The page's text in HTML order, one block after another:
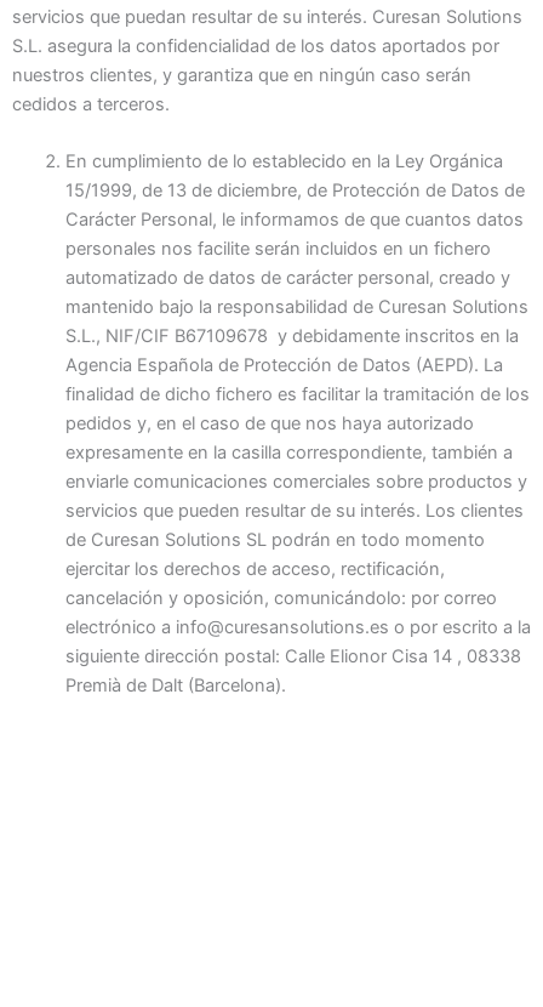
servicios que puedan resultar de su interés. Curesan Solutions
S.L. asegura la confidencialidad de los datos aportados por
nuestros clientes, y garantiza que en ningún caso serán
cedidos a terceros.
En cumplimiento de lo establecido en la Ley Orgánica
15/1999, de 13 de diciembre, de Protección de Datos de
Carácter Personal, le informamos de que cuantos datos
personales nos facilite serán incluidos en un fichero
automatizado de datos de carácter personal, creado y
mantenido bajo la responsabilidad de Curesan Solutions
S.L., NIF/CIF B67109678 y debidamente inscritos en la
Agencia Española de Protección de Datos (AEPD). La
finalidad de dicho fichero es facilitar la tramitación de los
pedidos y, en el caso de que nos haya autorizado
expresamente en la casilla correspondiente, también a
enviarle comunicaciones comerciales sobre productos y
servicios que pueden resultar de su interés. Los clientes
de Curesan Solutions SL podrán en todo momento
ejercitar los derechos de acceso, rectificación,
cancelación y oposición, comunicándolo: por correo
electrónico a info@curesansolutions.es o por escrito a la
siguiente dirección postal: Calle Elionor Cisa 14 , 08338
Premià de Dalt (Barcelona).